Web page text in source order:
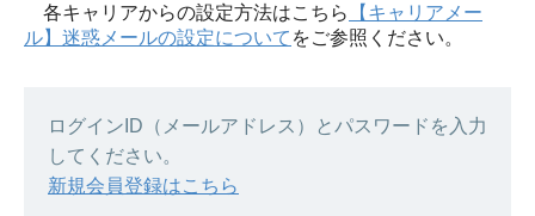
各キャリアからの設定方法はこちら
【キャリアメー
ル】迷惑メールの設定について をご参照ください。
ログインID（メールアドレス）とパスワードを入力
してください。
新規会員登録はこちら